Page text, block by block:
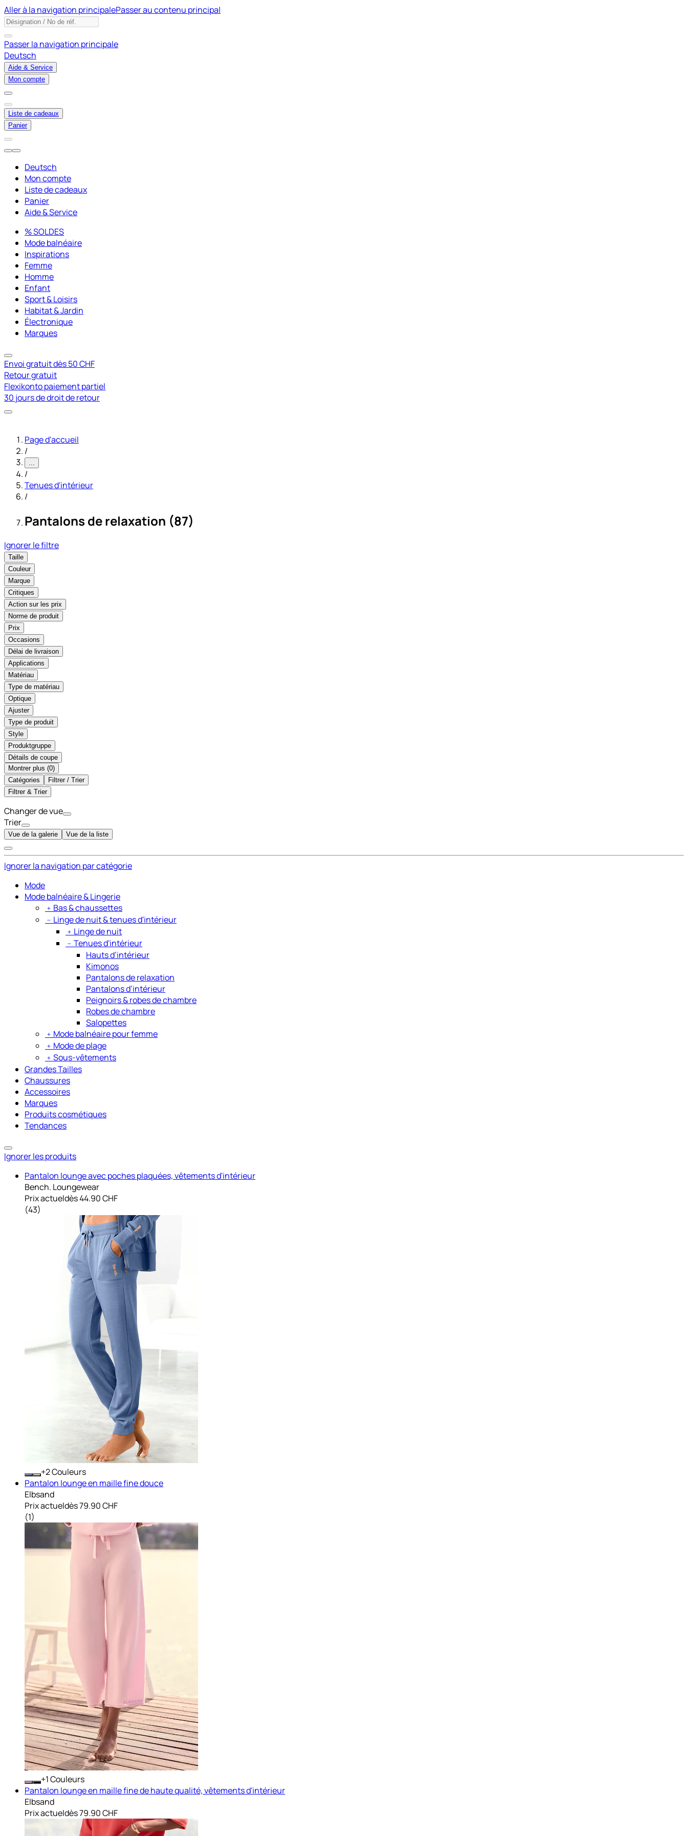
Aller à la navigation principalePasser au contenu principal
Passer la navigation principale
Deutsch
Aide & Service
Mon compte
Liste de cadeaux
Panier
Deutsch
Mon compte
Liste de cadeaux
Panier
Aide & Service
% SOLDES
Mode balnéaire
Inspirations
Femme
Homme
Enfant
Sport & Loisirs
Habitat & Jardin
Électronique
Marques
Envoi gratuit dès 50 CHF
Retour gratuit
Flexikonto paiement partiel
30 jours de droit de retour
Page d'accueil
/
...
/
Tenues d'intérieur
/
Pantalons de relaxation (87)
Ignorer le filtre
Taille
Couleur
Marque
Critiques
Action sur les prix
Norme de produit
Prix
Occasions
Délai de livraison
Applications
Matériau
Type de matériau
Optique
Ajuster
Type de produit
Style
Produktgruppe
Détails de coupe
Montrer plus ( )
Catégories
Filtrer / Trier
Filtrer & Trier
Changer de vue
Trier
Vue de la galerie Vue de la liste
Ignorer la navigation par catégorie
Mode
Mode balnéaire & Lingerie
﹢ Bas & chaussettes
﹣ Linge de nuit & tenues d'intérieur
﹢ Linge de nuit
﹣ Tenues d'intérieur
Hauts d’intérieur
Kimonos
Pantalons de relaxation
Pantalons d’intérieur
Peignoirs & robes de chambre
Robes de chambre
Salopettes
﹢ Mode balnéaire pour femme
﹢ Mode de plage
﹢ Sous-vêtements
Grandes Tailles
Chaussures
Accessoires
Marques
Produits cosmétiques
Tendances
Ignorer les produits
Pantalon lounge avec poches plaquées, vêtements d'intérieur
Bench. Loungewear
Prix actueldès44.90 CHF
(43)
+ Couleurs
Pantalon lounge en maille fine douce
Elbsand
Prix actueldès79.90 CHF
(1)
+ Couleurs
Pantalon lounge en maille fine de haute qualité, vêtements d'intérieur
Elbsand
Prix actueldès79.90 CHF